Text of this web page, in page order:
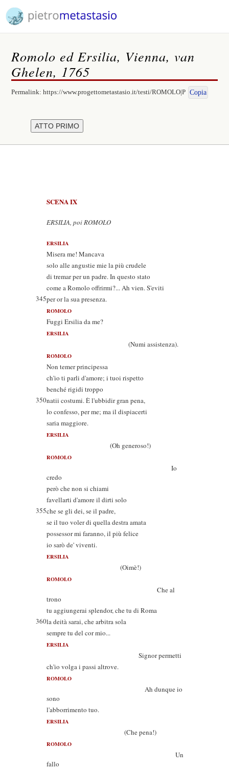
Romolo ed Ersilia, Vienna, van
Ghelen, 1765
Permalink:https://www.progettometastasio.it/testi/ROMOLO|P Copia
SCENA IX
ERSILIA, poi ROMOLO
ERSILIA
Misera me! Mancava
solo alle angustie mie la più crudele
di tremar per un padre. In questo stato
come a Romolo offrirmi?... Ah vien. S'eviti
345per or la sua presenza.
ROMOLO
Fuggi Ersilia da me?
ERSILIA
(Numi assistenza).
ROMOLO
Non temer principessa
ch'io ti parli d'amore; i tuoi rispetto
benché rigidi troppo
350natii costumi. È l'ubbidir gran pena,
lo confesso, per me; ma il dispiacerti
saria maggiore.
ERSILIA
(Oh generoso!)
ROMOLO
Io
credo
però che non si chiami
favellarti d'amore il dirti solo
355che se gli dei, se il padre,
se il tuo voler di quella destra amata
possessor mi faranno, il più felice
io sarò de' viventi.
ERSILIA
(Oimè!)
ROMOLO
Che al
trono
tu aggiungerai splendor, che tu di Roma
360la deità sarai, che arbitra sola
sempre tu del cor mio...
ERSILIA
Signor permetti
ch'io volga i passi altrove.
ROMOLO
Ah dunque io
sono
l'abborrimento tuo.
ERSILIA
(Che pena!)
ROMOLO
Un
fallo